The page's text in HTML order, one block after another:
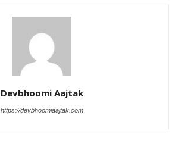
Devbhoomi Aajtak
https://devbhoomiaajtak.com